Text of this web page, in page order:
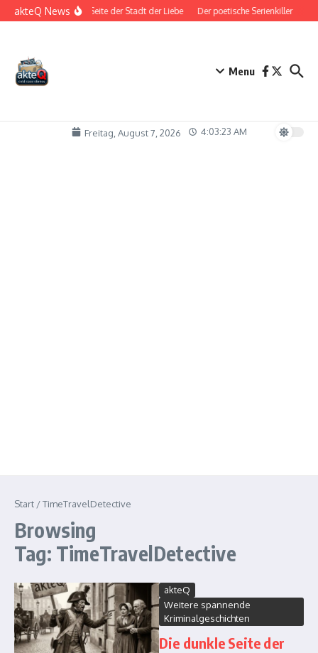
Zum Inhalt springen
akteQ NewsDie dunkle Seite der Stadt der Liebe Der poetische Serienkiller
Menu
Freitag, August 7, 2026 4:03:23 AM
Start /TimeTravelDetective
Browsing
Tag: TimeTravelDetective
akteQ
Weitere spannende
Kriminalgeschichten
Die dunkle Seite der